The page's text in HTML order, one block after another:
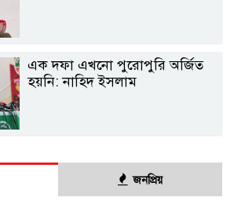
এক দফা এখনো পুরোপুরি অর্জিত
হয়নি: নাহিদ ইসলাম
জনপ্রিয়